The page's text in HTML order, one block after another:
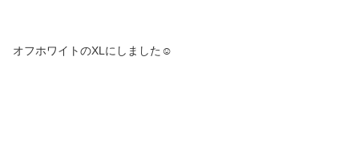
オフホワイトのXLにしました☺︎